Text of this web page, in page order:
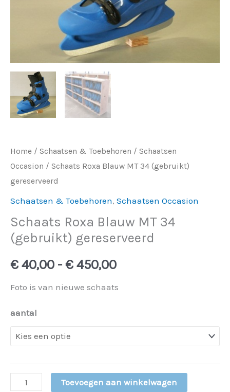
Home / Schaatsen & Toebehoren / Schaatsen
Occasion / Schaats Roxa Blauw MT 34 (gebruikt)
gereserveerd
Schaatsen & Toebehoren, Schaatsen Occasion
Schaats Roxa Blauw MT 34
(gebruikt) gereserveerd
€ 40,00 - € 450,00
Foto is van nieuwe schaats
aantal
Toevoegen aan winkelwagen